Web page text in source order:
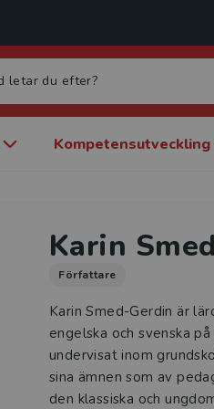
Kompetensutveckling
Karin
Författare
Karin Smed-Gerdin är
engelska och svenska
undervisat inom
sina ämnen som av
den klassiska och